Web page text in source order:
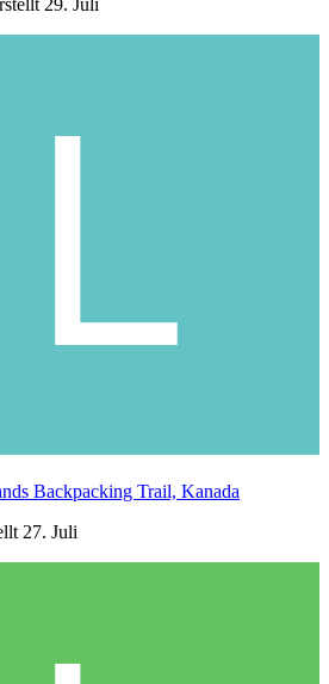
29. Juli
Backpacking Trail, Kanada
27. Juli